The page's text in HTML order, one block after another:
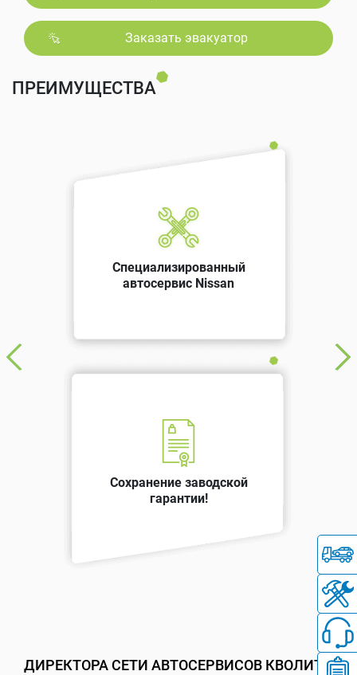
Заказать эвакуатор
ПРЕИМУЩЕСТВА
Специализированный
автосервис Nissan
Сохранение заводской
гарантии!
ДИРЕКТОРА СЕТИ АВТОСЕРВИСОВ КВОЛИТИ